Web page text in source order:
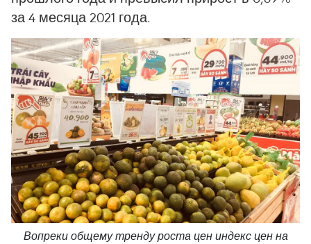
за 4 месяца 2021 года.
Вопреки общему тренду роста цен индекс цен на